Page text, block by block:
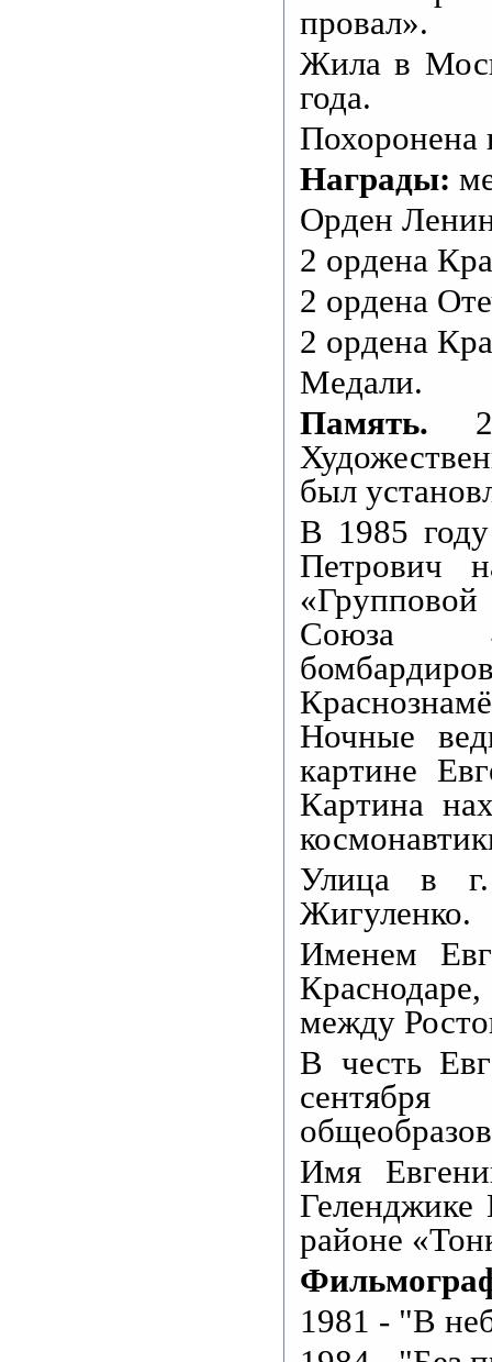
провал».
Жила в
года.
Похоронена
Награды:
Орден
2 ордена
2 ордена
2 ордена
Медали.
Память.
был
В 1985
Петрович
Союза
Ночные
картине
Картина
Улица в
Жигуленко.
Именем
между
В честь
Имя
Геленджике
районе
1981 - "В